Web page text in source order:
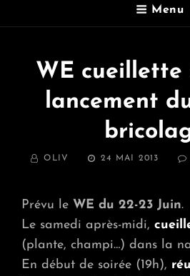
Menu
WE cueillette
lancement
BY OLIV
POSTED
24 MAI 2013
Prévu le WE du 22-23 Juin.
Le samedi après-midi,
(plante, champi…) dans la
En début de soirée (19h),